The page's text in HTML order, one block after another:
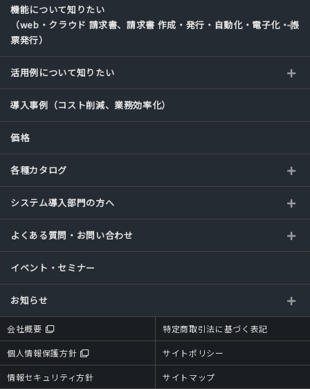
機能について知りたい
（web・クラウド 請求書、請求書 作成・発行・自動化・電子化・帳
票発行）
活用例について知りたい
導入事例（コスト削減、業務効率化）
価格
各種カタログ
システム導入部門の方へ
よくある質問・お問い合わせ
イベント・セミナー
お知らせ
会社概要 特定商取引法に基づく表記
個人情報保護方針 サイトポリシー
情報セキュリティ方針 サイトマップ